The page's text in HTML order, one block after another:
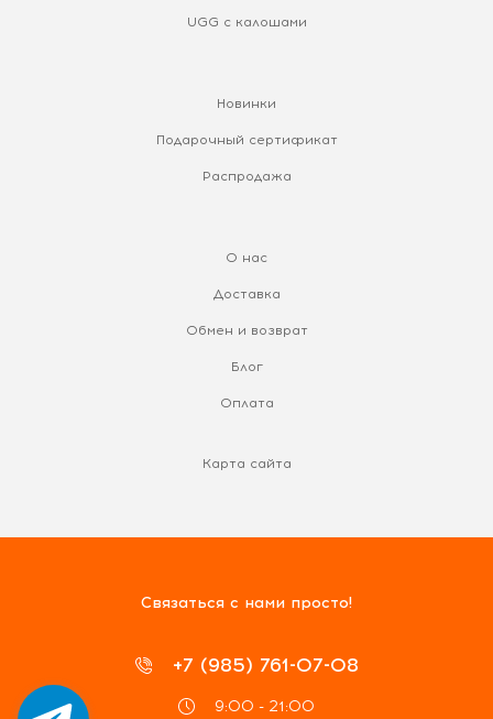
UGG с калошами
Новинки
Подарочный сертификат
Распродажа
О нас
Доставка
Обмен и возврат
Блог
Оплата
Карта сайта
Связаться с нами просто!
+7 (985) 761-07-08
9:00 - 21:00